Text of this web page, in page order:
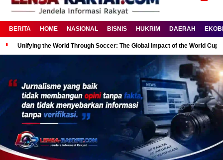
BERITA HOME NASIONAL BISNIS HUKRIM DAERAH
Unifying the World Through Soccer: The Global Impact of the World Cup